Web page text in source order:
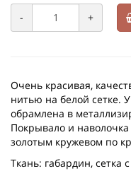
- +
Очень красивая,
нитью на белой сетке.
обрамлена в
Покрывало и наволочка
золотым кружевом по
Ткань: габардин, сетка